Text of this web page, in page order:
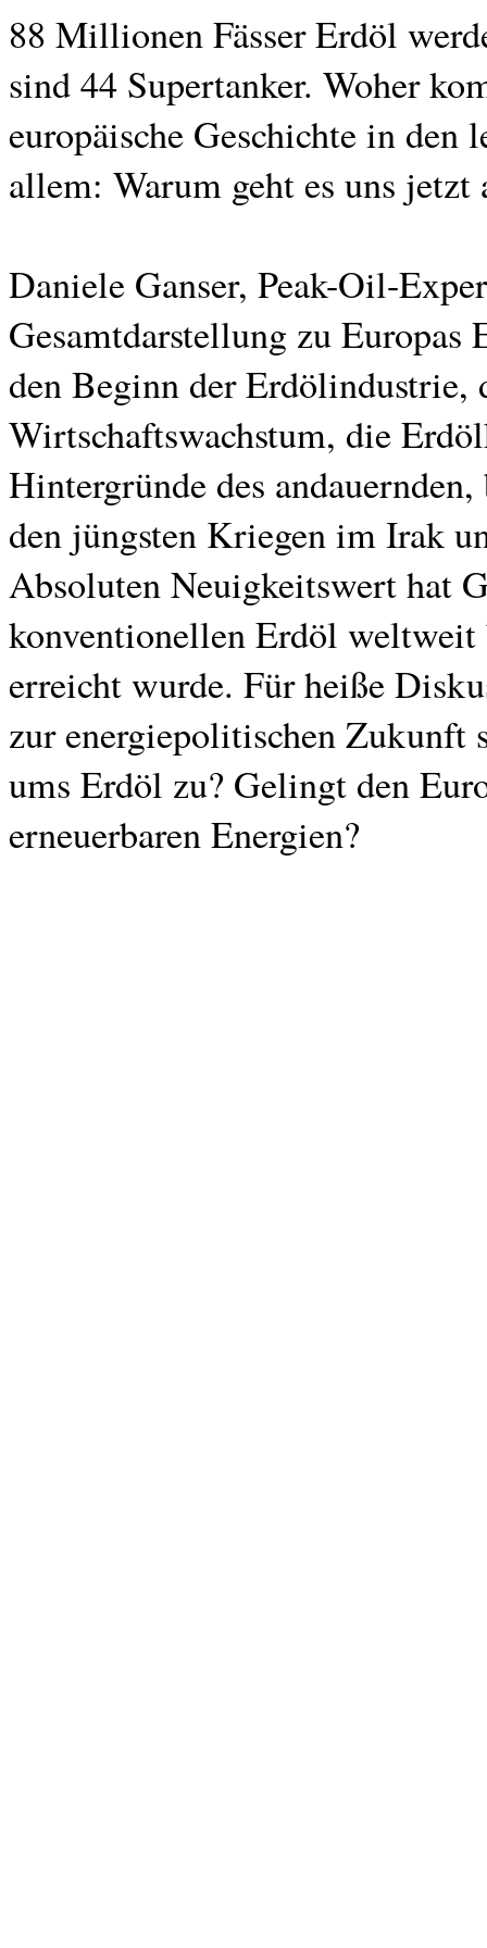
88 Millionen Fässer Erdöl
sind 44 Supertanker. Woher
europäische Geschichte in den
allem: Warum geht es uns jetzt
Daniele Ganser, Peak-Oil-
Gesamtdarstellung zu
den Beginn der Erdölindustrie,
Wirtschaftswachstum, die
Hintergründe des
den jüngsten Kriegen im Irak
Absoluten Neuigkeitswert hat
konventionellen Erdöl
erreicht wurde. Für heiße
zur energiepolitischen Zukunft
ums Erdöl zu? Gelingt den
erneuerbaren Energien?